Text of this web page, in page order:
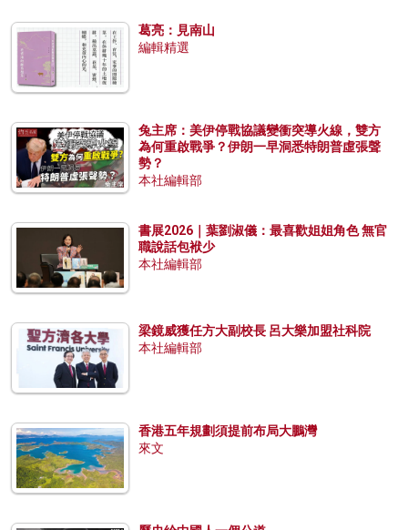
葛亮：見南山
編輯精選
兔主席：美伊停戰協議變衝突導火線，雙方
為何重啟戰爭？伊朗一早洞悉特朗普虛張聲
勢？
本社編輯部
書展2026｜葉劉淑儀：最喜歡姐姐角色 無官
職說話包袱少
本社編輯部
梁鏡威獲任方大副校長 呂大樂加盟社科院
本社編輯部
香港五年規劃須提前布局大鵬灣
來文